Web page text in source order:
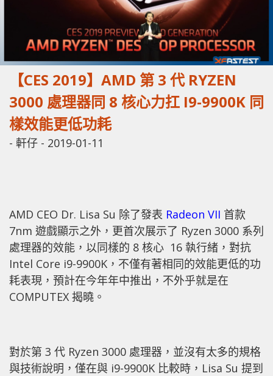
【CES 2019】AMD 第 3 代 RYZEN
3000 處理器同 8 核心力扛 I9-9900K 同
樣效能更低功耗
- 軒仔 - 2019-01-11
AMD CEO Dr. Lisa Su 除了發表 Radeon VII 首款
7nm 遊戲顯示之外，更首次展示了 Ryzen 3000 系列
處理器的效能，以同樣的 8 核心 16 執行緒，對抗
Intel Core i9-9900K，不僅有著相同的效能更低的功
耗表現，預計在今年年中推出，不外乎就是在
COMPUTEX 揭曉。
對於第 3 代 Ryzen 3000 處理器，並沒有太多的規格
與技術說明，僅在與 i9-9900K 比較時，Lisa Su 提到